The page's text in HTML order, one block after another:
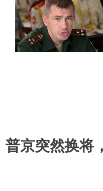
普京突然换将